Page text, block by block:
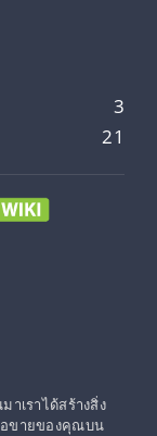
3
21
าเราได้สร้างสิ่ง
อขายของคุณบน